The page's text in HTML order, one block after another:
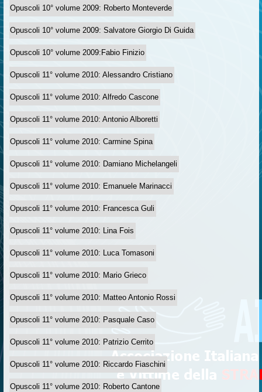
Opuscoli 10° volume 2009: Roberto Monteverde
Opuscoli 10° volume 2009: Salvatore Giorgio Di Guida
Opuscoli 10° volume 2009:Fabio Finizio
Opuscoli 11° volume 2010: Alessandro Cristiano
Opuscoli 11° volume 2010: Alfredo Cascone
Opuscoli 11° volume 2010: Antonio Alboretti
Opuscoli 11° volume 2010: Carmine Spina
Opuscoli 11° volume 2010: Damiano Michelangeli
Opuscoli 11° volume 2010: Emanuele Marinacci
Opuscoli 11° volume 2010: Francesca Guli
Opuscoli 11° volume 2010: Lina Fois
Opuscoli 11° volume 2010: Luca Tomasoni
Opuscoli 11° volume 2010: Mario Grieco
Opuscoli 11° volume 2010: Matteo Antonio Rossi
Opuscoli 11° volume 2010: Pasquale Caso
Opuscoli 11° volume 2010: Patrizio Cerrito
Opuscoli 11° volume 2010: Riccardo Fiaschini
Opuscoli 11° volume 2010: Roberto Cantone